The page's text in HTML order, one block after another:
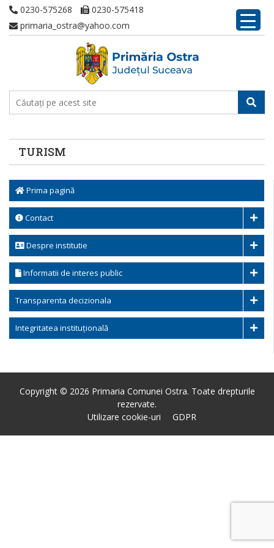
0230-575268
0230-575418
primaria_ostra@yahoo.com
TURISM
Prima pagină
Contact
Despre institutie
Informatii de interes public
Transparenta decizionala
Integritatea instituțională
Copyright © 2026 Primaria Comunei Ostra. Toate drepturile
rezervate.
Utilizare cookie-uri
GDPR